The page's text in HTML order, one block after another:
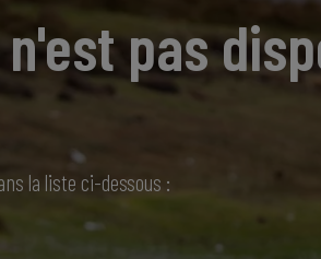
pas
la liste ci-dessous :